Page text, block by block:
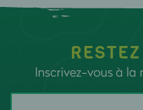
Inscrivez-vous à la